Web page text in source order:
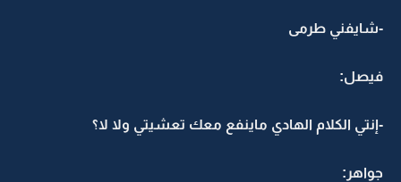
-شايفني طرمى
فيصل:
-إنتي الكلام الهادي ماينفع معك تعشيتي ولا لا؟
جواهر: